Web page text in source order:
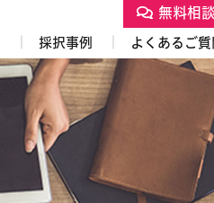
採択事例 よくあるご質
無料相談